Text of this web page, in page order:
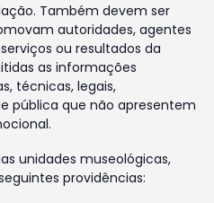
Também devem ser
autoridades, agentes
ou resultados da
as informações
técnicas, legais,
pública que não apresentem
unidades museológicas,
providências: